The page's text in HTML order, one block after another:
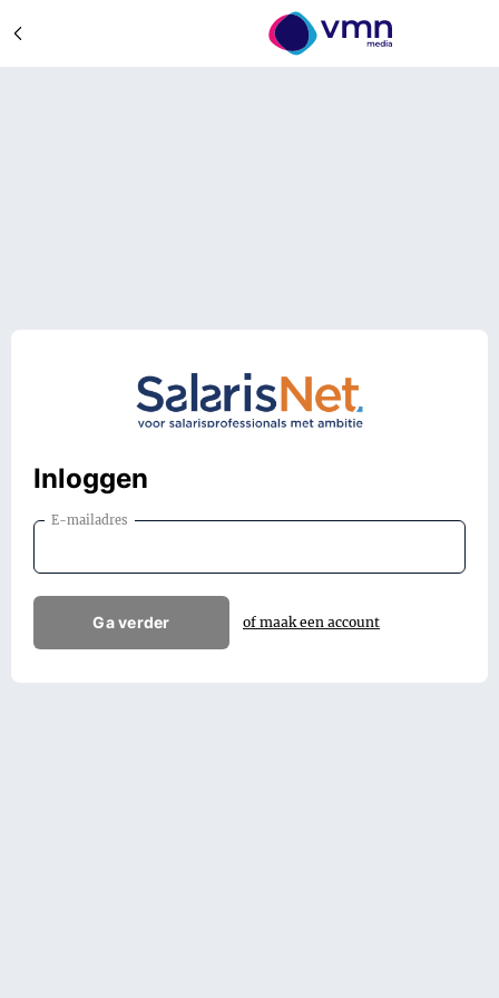
Inloggen
E-mailadres
Ga verder of maak een account